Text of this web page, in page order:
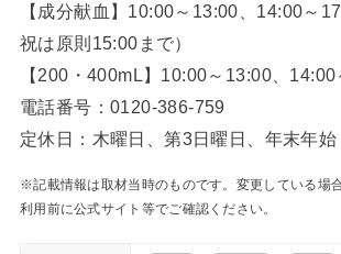
【成分献血】10:00～13:00、14:00～
祝は原則15:00まで）
【200・400mL】10:00～13:00、
電話番号：0120-386-759
定休日：木曜日、第3日曜日、年末年始
※記載情報は取材当時のものです。変更している場
利用前に公式サイト等でご確認ください。